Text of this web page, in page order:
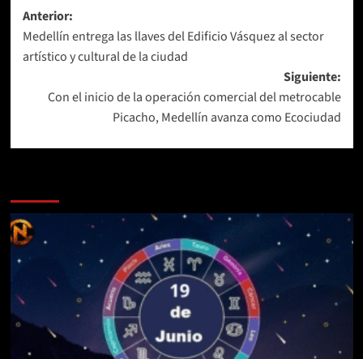
Navegación
de
entradas
Anterior:
Medellín entrega las llaves del Edificio Vásquez al sector
artístico y cultural de la ciudad
Siguiente:
Con el inicio de la operación comercial del metrocable
Picacho, Medellín avanza como Ecociudad